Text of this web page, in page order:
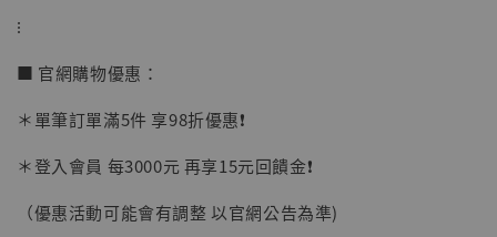
NT$ 1,870
⁝
■ 官網購物優惠：
＊單筆訂單滿5件 享98折優惠❗️
＊登入會員 每3000元 再享15元回饋金❗️
（優惠活動可能會有調整 以官網公告為準)